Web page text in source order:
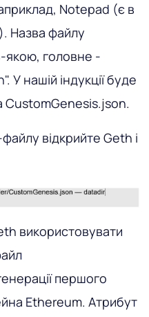
Notepad (є в
Назва файлу
якою, головне -
У нашій індукції буде
CustomGenesis.json.
відкрийте Geth і
використовувати
першого
Ethereum. Атрибут